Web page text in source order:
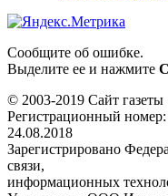
Сообщите об ошибке.
Выделите ее и нажмите
© 2003-2019 Сайт
Регистрационный
24.08.2018
Зарегистрировано
связи,
информационных